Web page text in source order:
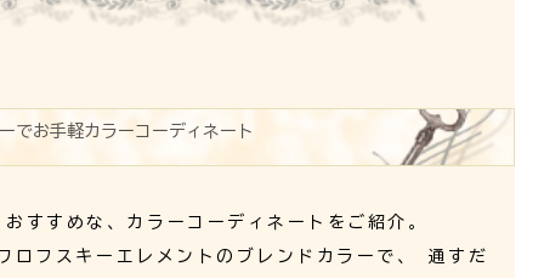
でお手軽カラーコーディネート
すすめな、カラーコーディネートをご紹介。
ロフスキーエレメントのブレンドカラーで、 通すだ